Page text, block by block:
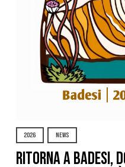
2026 NEWS
Ritorna a Badesi,